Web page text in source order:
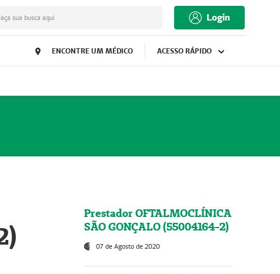
sua busca aqui Login
ENCONTRE UM MÉDICO ACESSO RÁPIDO
Prestador OFTALMOCLÍNICA
SÃO GONÇALO (55004164-2)
07 de Agosto de 2020